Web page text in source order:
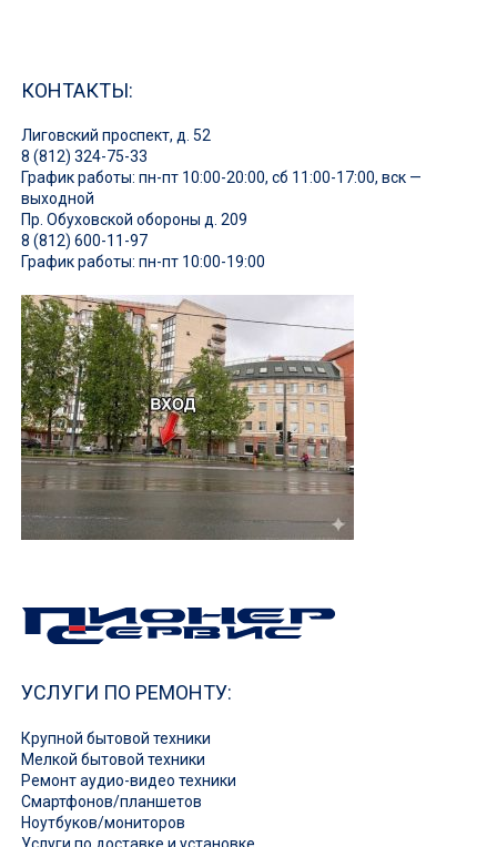
КОНТАКТЫ:
Лиговский проспект, д. 52
8 (812) 324-75-33
График работы: пн-пт 10:00-20:00, сб 11:00-17:00, вск —
выходной
Пр. Обуховской обороны д. 209
8 (812) 600-11-97
График работы: пн-пт 10:00-19:00
УСЛУГИ ПО РЕМОНТУ:
Крупной бытовой техники
Мелкой бытовой техники
Ремонт аудио-видео техники
Смартфонов/планшетов
Ноутбуков/мониторов
Услуги по доставке и установке